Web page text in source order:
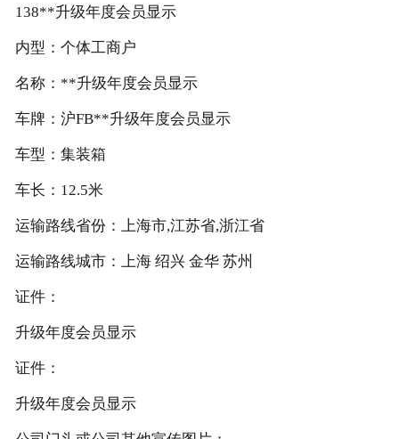
138**升级年度会员显示
内型：个体工商户
名称：**升级年度会员显示
车牌：沪FB**升级年度会员显示
车型：集装箱
车长：12.5米
运输路线省份：上海市,江苏省,浙江省
运输路线城市：上海 绍兴 金华 苏州
证件：
升级年度会员显示
证件：
升级年度会员显示